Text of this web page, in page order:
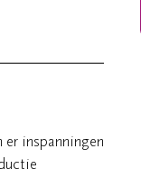
er inspanningen